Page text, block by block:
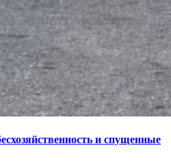
и спущенные